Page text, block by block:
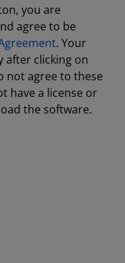
you are
agree to be
. Your
after clicking on
not agree to these
have a license or
the software.